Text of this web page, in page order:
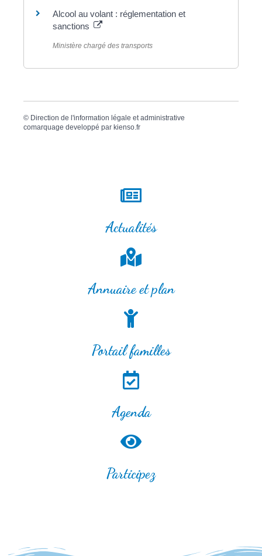
Alcool au volant : réglementation et
sanctions
Ministère chargé des transports
© Direction de l'information légale et administrative
comarquage developpé par kienso.fr
Actualités
Annuaire et plan
Portail familles
Agenda
Participez